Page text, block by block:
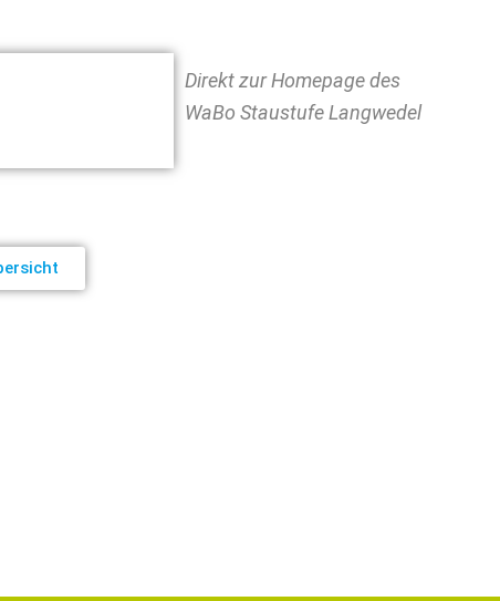
Direkt zur Homepage des
WaBo Staustufe Langwedel